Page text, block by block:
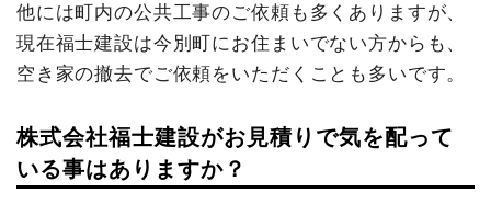
他には町内の公共工事のご依頼も多くありますが、
現在福士建設は今別町にお住まいでない方からも、
空き家の撤去でご依頼をいただくことも多いです。
株式会社福士建設がお見積りで気を配って
いる事はありますか？